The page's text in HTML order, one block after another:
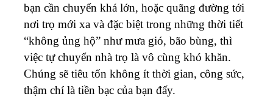
bạn cần chuyển khá lớn, hoặc quãng đường tới
nơi trọ mới xa và đặc biệt trong những thời tiết
“không ủng hộ” như mưa gió, bão bùng, thì
việc tự chuyển nhà trọ là vô cùng khó khăn.
Chúng sẽ tiêu tốn không ít thời gian, công sức,
thậm chí là tiền bạc của bạn đấy.